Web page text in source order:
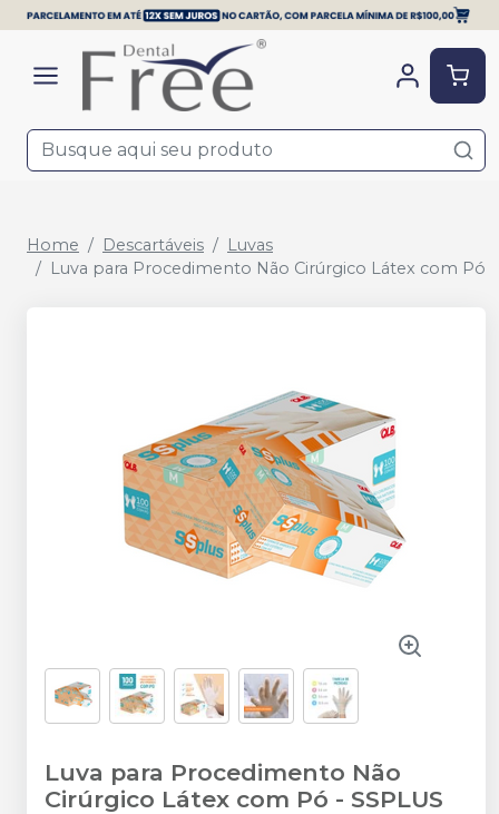
Home Descartáveis
Luvas
Luva para Procedimento Não Cirúrgico Látex com Pó
Luva para Procedimento Não
Cirúrgico Látex com Pó - SSPLUS